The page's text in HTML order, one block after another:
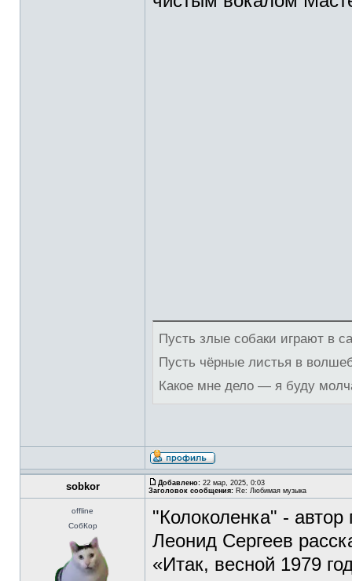
Пусть злые собаки играют в
Пусть чёрные листья в
Какое мне дело — я буду
sobkor Добавлено: 22 мар, 2025, 0:03
Заголовок сообщения: Re: Любимая музыка
offline
СобКор
"Колоколенка" -
Леонид Сергеев
«Итак, весной 1979